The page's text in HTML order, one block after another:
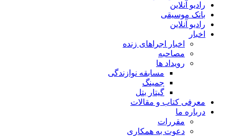
رادیو آنلاین
بانک موسیقی
رادیو آنلاین
اخبار
اخبار اجراهای زنده
مصاحبه
رویداد ها
مسابقه نوازندگی
جمینگ
گیتار بتل
معرفی کتاب و مقالات
درباره ما
مقررات
دعوت به همکاری